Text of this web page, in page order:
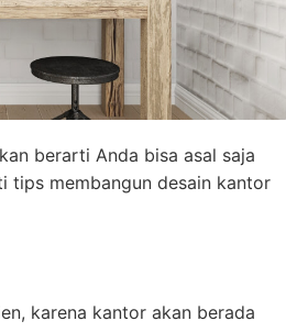
berarti Anda bisa asal saja
tips membangun desain kantor
karena kantor akan berada